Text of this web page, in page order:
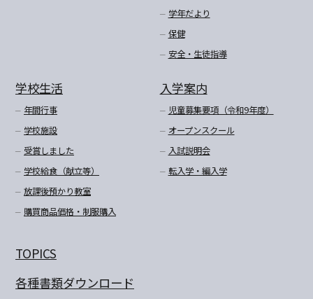
学年だより
保健
安全・生徒指導
学校生活
年間行事
学校施設
受賞しました
学校給食（献立等）
放課後預かり教室
購買商品価格・制服購入
入学案内
児童募集要項（令和9年度）
オープンスクール
入試説明会
転入学・編入学
TOPICS
各種書類ダウンロード